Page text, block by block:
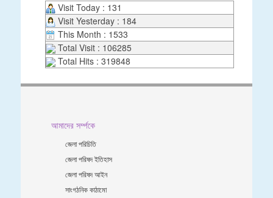
Visit Today : 131
Visit Yesterday : 184
This Month : 1533
Total Visit : 106285
Total Hits : 319848
আমাদের সর্ম্পকে
জেলা পরিচিতি
জেলা পরিষদ ইতিহাস
জেলা পরিষদ আইন
সাংগঠনিক কাঠামো